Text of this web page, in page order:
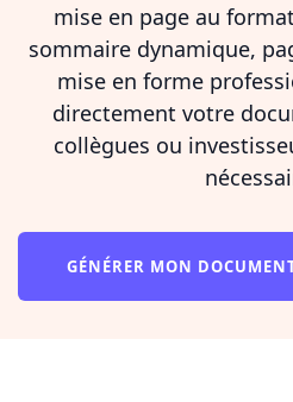
mise en page au
sommaire dynamique,
mise en forme
directement votre
collègues ou
GÉNÉRER MON